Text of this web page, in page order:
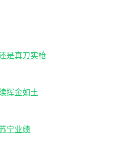
是真刀实枪
挥金如土
宁业绩